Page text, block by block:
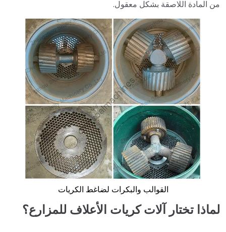
من المادة اللاصقة بشكل معقول.
القوالب والبكرات لضاغط الكريات
لماذا تختار آلات كريات الأعلاف للمزارع؟